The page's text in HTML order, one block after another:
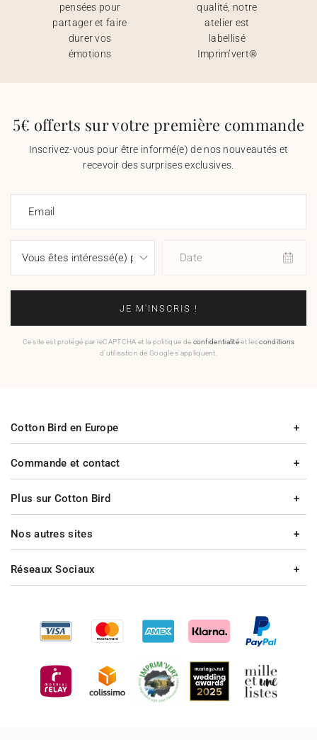
pensées pour
partager et faire
durer vos
émotions
qualité, notre
atelier est
labellisé
Imprim’vert®
5€ offerts sur votre première commande
Inscrivez-vous pour être informé(e) de nos nouveautés et
recevoir des surprises exclusives.
Email
Date
JE M'INSCRIS !
Ce site est protégé par reCAPTCHA et la politique de confidentialitéet lesconditions
d'utilisation de Google s'appliquent.
Commande et contact
Plus sur Cotton Bird
Cotton Bird en Europe
Nos autres sites
Réseaux Sociaux